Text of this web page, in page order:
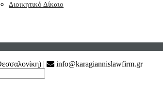
Διοικητικό Δίκαιο
| info@karagiannislawfirm.gr